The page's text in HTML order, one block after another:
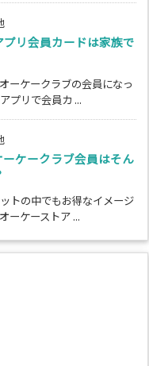
リ会員カードは家族で
ーケークラブの会員になっ
プリで会員カ ...
ケークラブ会員はそん
トの中でもお得なイメージ
ーケーストア ...